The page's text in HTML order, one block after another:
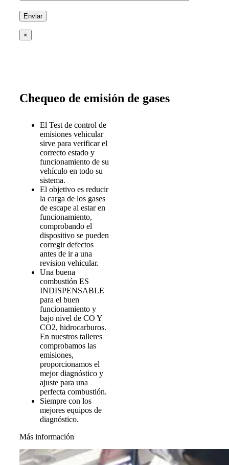
×
Chequeo de emisión de gases
El Test de control de
emisiones vehicular
sirve para verificar el
correcto estado y
funcionamiento de su
vehículo en todo su
sistema.
El objetivo es reducir
la carga de los gases
de escape al estar en
funcionamiento,
comprobando el
dispositivo se pueden
corregir defectos
antes de ir a una
revision vehicular.
Una buena
combustión ES
INDISPENSABLE
para el buen
funcionamiento y
bajo nivel de CO Y
CO2, hidrocarburos.
En nuestros talleres
comprobamos las
emisiones,
proporcionamos el
mejor diagnóstico y
ajuste para una
perfecta combustión.
Siempre con los
mejores equipos de
diagnóstico.
Más información